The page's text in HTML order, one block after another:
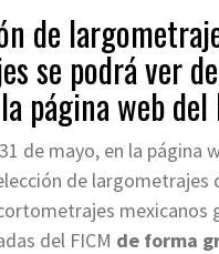
de
se podrá ver
página web del
de mayo, en la página
de largometrajes
mexicanos
del FICM de forma